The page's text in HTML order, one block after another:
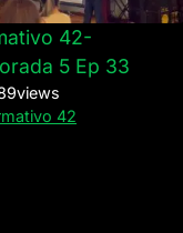
42-
5 Ep 33
views
42